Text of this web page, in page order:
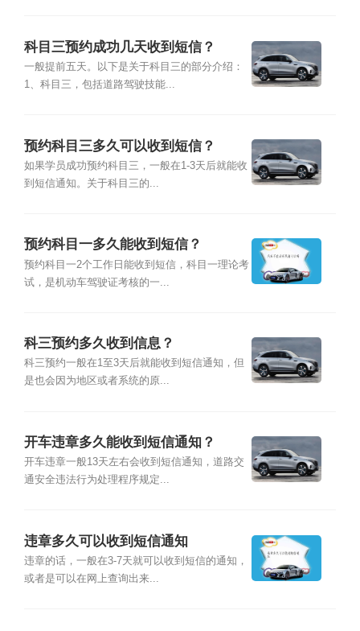
科目三预约成功几天收到短信？
一般提前五天。以下是关于科目三的部分介绍：
1、科目三，包括道路驾驶技能...
预约科目三多久可以收到短信？
如果学员成功预约科目三，一般在1-3天后就能收
到短信通知。关于科目三的...
预约科目一多久能收到短信？
预约科目一2个工作日能收到短信，科目一理论考
试，是机动车驾驶证考核的一...
科三预约多久收到信息？
科三预约一般在1至3天后就能收到短信通知，但
是也会因为地区或者系统的原...
开车违章多久能收到短信通知？
开车违章一般13天左右会收到短信通知，道路交
通安全违法行为处理程序规定...
违章多久可以收到短信通知
违章的话，一般在3-7天就可以收到短信的通知，
或者是可以在网上查询出来...